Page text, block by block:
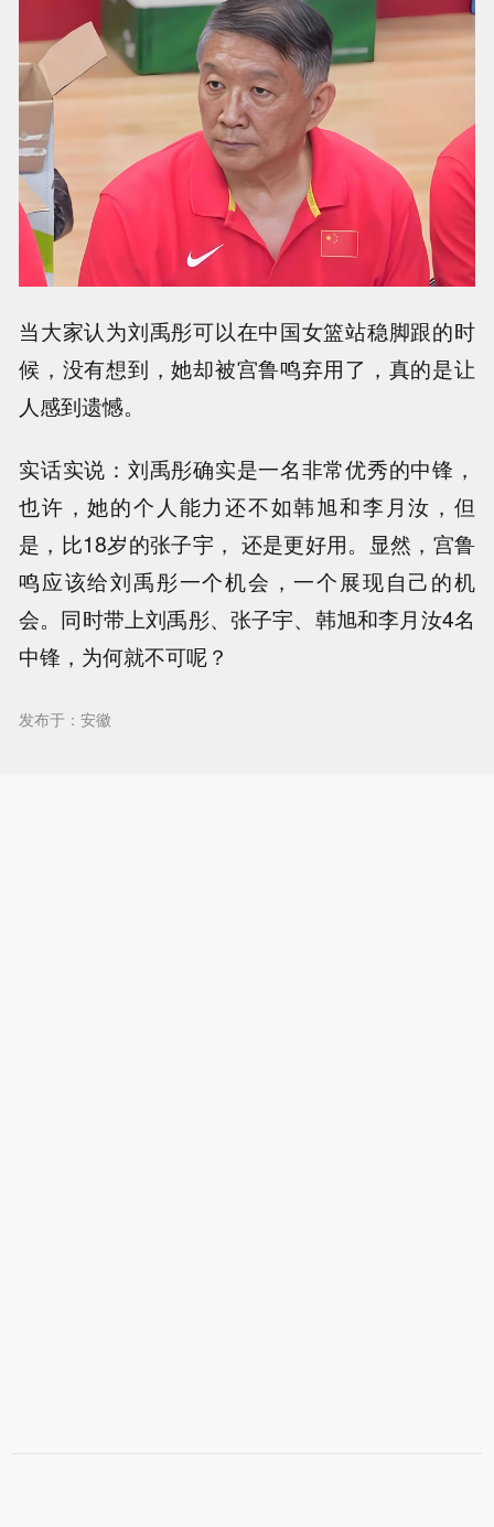
当大家认为刘禹彤可以在中国女篮站稳脚跟的时
候，没有想到，她却被宫鲁鸣弃用了，真的是让
人感到遗憾。
实话实说：刘禹彤确实是一名非常优秀的中锋，
也许，她的个人能力还不如韩旭和李月汝，但
是，比18岁的张子宇， 还是更好用。显然，宫鲁
鸣应该给刘禹彤一个机会，一个展现自己的机
会。同时带上刘禹彤、张子宇、韩旭和李月汝4名
中锋，为何就不可呢？
发布于：安徽